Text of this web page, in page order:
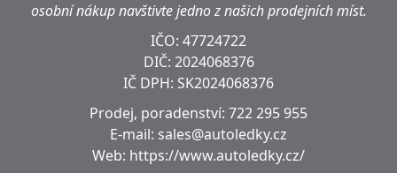
osobní nákup navštivte jedno z našich prodejních míst.
IČO: 47724722
DIČ: 2024068376
IČ DPH: SK2024068376
Prodej, poradenství: 722 295 955
E-mail: sales@autoledky.cz
Web: https://www.autoledky.cz/